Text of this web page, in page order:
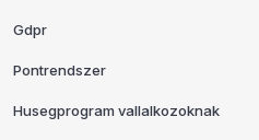
Gdpr
Pontrendszer
Husegprogram vallalkozoknak